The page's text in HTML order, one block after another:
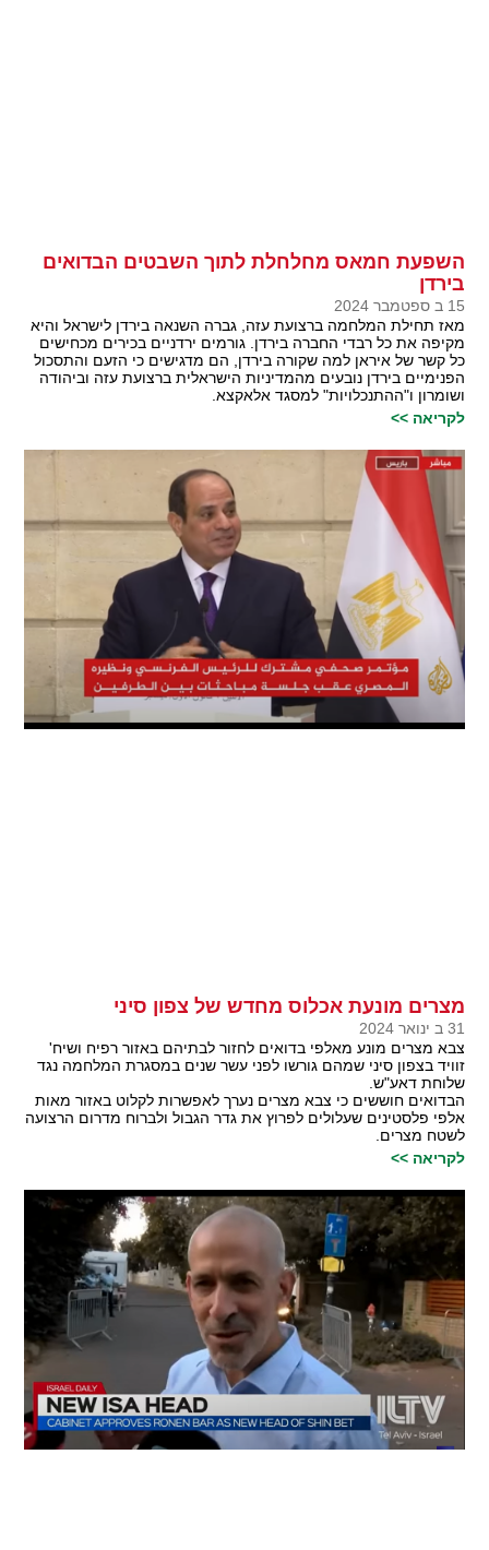
השפעת חמאס מחלחלת לתוך השבטים הבדואים
בירדן
15 ב ספטמבר 2024
מאז תחילת המלחמה ברצועת עזה, גברה השנאה בירדן לישראל והיא
מקיפה את כל רבדי החברה בירדן. גורמים ירדניים בכירים מכחישים
כל קשר של איראן למה שקורה בירדן, הם מדגישים כי הזעם והתסכול
הפנימיים בירדן נובעים מהמדיניות הישראלית ברצועת עזה וביהודה
ושומרון ו"ההתנכלויות" למסגד אלאקצא.
לקריאה >>
מצרים מונעת אכלוס מחדש של צפון סיני
31 ב ינואר 2024
צבא מצרים מונע מאלפי בדואים לחזור לבתיהם באזור רפיח ושיח'
זוויד בצפון סיני שמהם גורשו לפני עשר שנים במסגרת המלחמה נגד
שלוחת דאע"ש.
הבדואים חוששים כי צבא מצרים נערך לאפשרות לקלוט באזור מאות
אלפי פלסטינים שעלולים לפרוץ את גדר הגבול ולברוח מדרום הרצועה
לשטח מצרים.
לקריאה >>